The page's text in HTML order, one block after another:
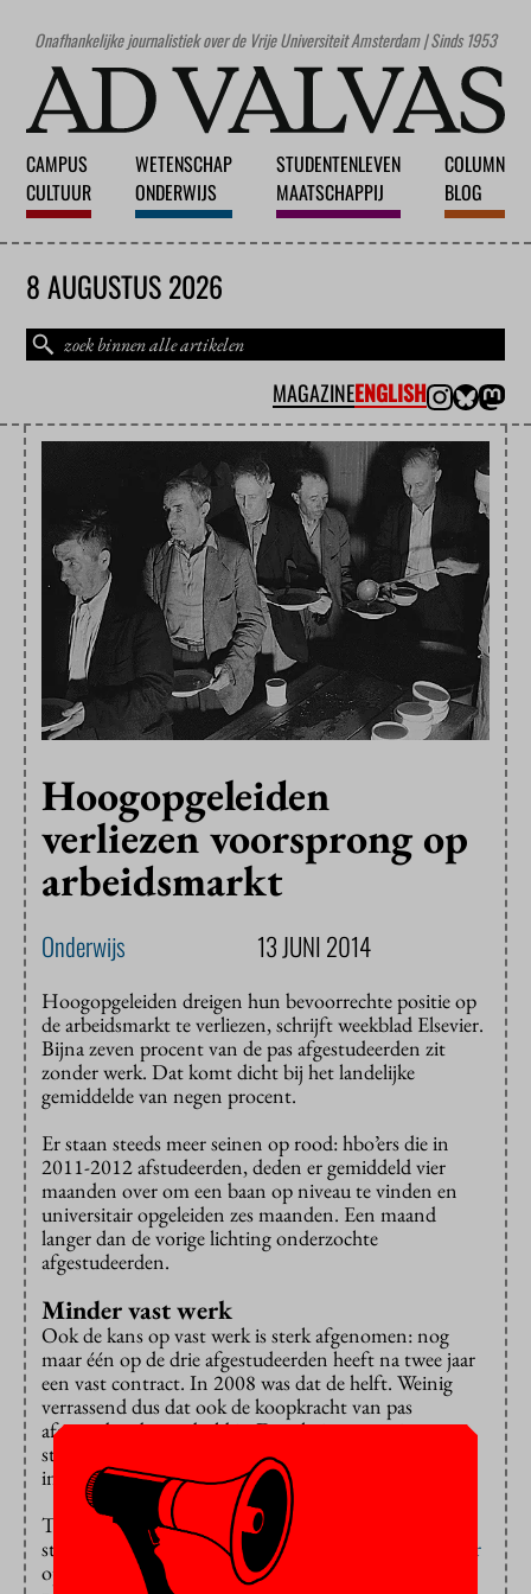
Onafhankelijke journalistiek over de Vrije Universiteit Amsterdam | Sinds 1953
CAMPUS
CULTUUR
WETENSCHAP
ONDERWIJS
STUDENTENLEVEN
MAATSCHAPPIJ
COLUMN
BLOG
8 AUGUSTUS 2026
MAGAZINEENGLISH
Hoogopgeleiden
verliezen voorsprong op
arbeidsmarkt
Onderwijs 13 JUNI 2014
Hoogopgeleiden dreigen hun bevoorrechte positie op
de arbeidsmarkt te verliezen, schrijft weekblad Elsevier.
Bijna zeven procent van de pas afgestudeerden zit
zonder werk. Dat komt dicht bij het landelijke
gemiddelde van negen procent.
Er staan steeds meer seinen op rood: hbo’ers die in
2011-2012 afstudeerden, deden er gemiddeld vier
maanden over om een baan op niveau te vinden en
universitair opgeleiden zes maanden. Een maand
langer dan de vorige lichting onderzochte
afgestudeerden.
Minder vast werk
Ook de kans op vast werk is sterk afgenomen: nog
maar één op de drie afgestudeerden heeft na twee jaar
een vast contract. In 2008 was dat de helft. Weinig
verrassend dus dat ook de koopkracht van pas
afgestudeerden gedaald is. De salarissen van jonge
starters stijgen al enige jaren minder snel dan de
inflatie.
Tijdens de recessie werden jonge hoogopgeleiden
steeds minder gewild op de arbeidsmarkt, stelt
Elsevier
op basis van onderzoek dat het liet doen onder